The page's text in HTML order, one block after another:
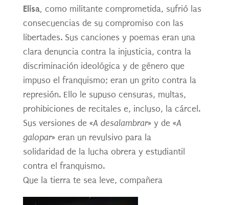
Elisa, como militante comprometida, sufrió las
consecuencias desu compromiso con las
libertades. Sus canciones y poemas eran una
clara denuncia contra la injusticia, contra la
discriminación ideológica y de género que
impuso el franquismo; eran un grito contra la
represión. Ello le supuso censuras, multas,
prohibiciones derecitales e, incluso, la cárcel.
Sus versiones de «A desalambrar»y de «A
galopar»eran un revulsivo para la
solidaridad dela lucha obrera y estudiantil
contra el franquismo.
Que la tierra te sea leve, compañera